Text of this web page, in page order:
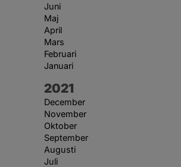
Juni
Maj
April
Mars
Februari
Januari
År:
2021
December
November
Oktober
September
Augusti
Juli